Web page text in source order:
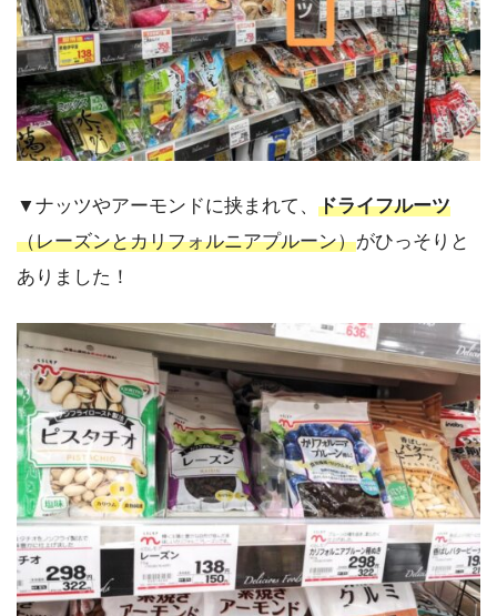
▼ナッツやアーモンドに挟まれて、 ドライフルーツ
（レーズンとカリフォルニアプルーン）がひっそりと
ありました！